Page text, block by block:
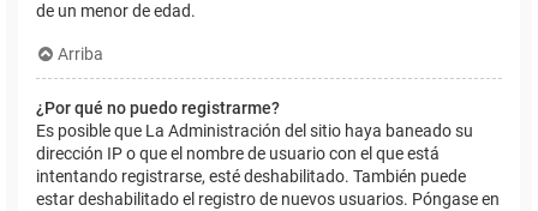
de un menor de edad.
Arriba
¿Por qué no puedo registrarme?
Es posible que La Administración del sitio haya baneado su
dirección IP o que el nombre de usuario con el que está
intentando registrarse, esté deshabilitado. También puede
estar deshabilitado el registro de nuevos usuarios. Póngase en